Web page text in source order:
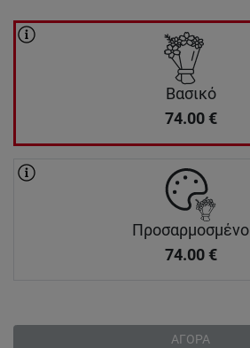
Βασικό
74.00 €
Προσαρμοσμένο
74.00 €
ΑΓΟΡΑ